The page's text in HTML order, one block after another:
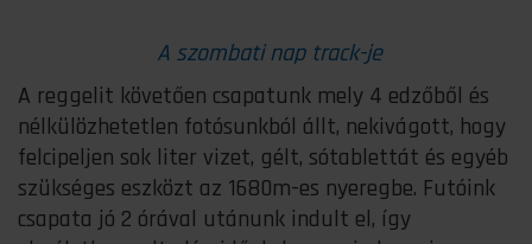
A szombati nap track-je
A reggelit követően csapatunk mely 4 edzőből és
nélkülözhetetlen fotósunkból állt, nekivágott, hogy
felcipeljen sok liter vizet, gélt, sótablettát és egyéb
szükséges eszközt az 1680m-es nyeregbe. Futóink
csapata jó 2 órával utánunk indult el, így